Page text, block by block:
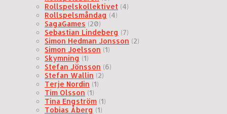
Rollspelskollektivet (4)
Rollspelsmåndag (4)
SagaGames (20)
Sebastian Lindeberg (7)
Simon Hedman Jonsson (2)
Simon Joelsson (1)
Skymning (1)
Stefan Jönsson (6)
Stefan Wallin (2)
Terje Nordin (1)
Tim Olsson (1)
Tina Engström (1)
Tobias Åberg (1)